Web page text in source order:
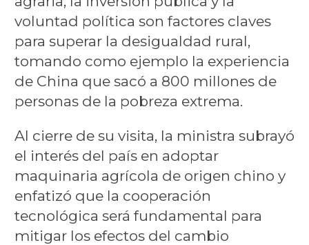
voluntad política son factores claves
para superar la desigualdad rural,
tomando como ejemplo la experiencia
de China que sacó a 800 millones de
personas de la pobreza extrema.
Al cierre de su visita, la ministra subrayó
el interés del país en adoptar
maquinaria agrícola de origen chino y
enfatizó que la cooperación
tecnológica será fundamental para
mitigar los efectos del cambio